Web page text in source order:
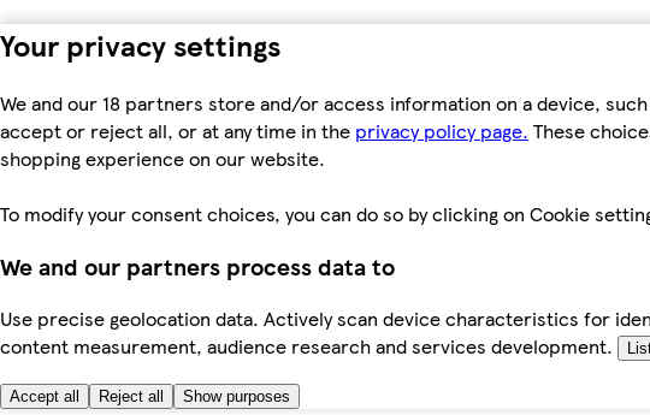
Your privacy settings
We and our 18 partners store and/or access information on a device,
accept or reject all, or at any time in the privacy policy page. These
shopping experience on our website.
To modify your consent choices, you can do so by clicking on Cookie
We and our partners process data to
Use precise geolocation data. Actively scan device characteristics for
content measurement, audience research and services development.
Accept all Reject all Show purposes